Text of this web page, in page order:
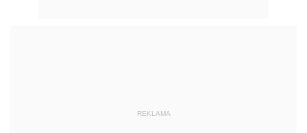
REKLAMA